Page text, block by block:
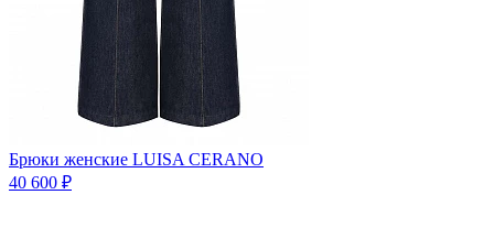
Брюки женские LUISA CERANO
40 600 ₽